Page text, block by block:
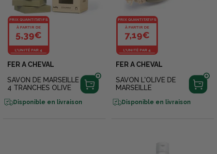
PRIX QUANTITATIFS
À PARTIR DE
5,39€
L'UNITÉ PAR 4
FER A CHEVAL
SAVON DE MARSEILLE
4 TRANCHES OLIVE
Disponible en livraison
PRIX QUANTITATIFS
À PARTIR DE
7,19€
L'UNITÉ PAR 4
FER A CHEVAL
SAVON L'OLIVE DE
MARSEILLE
Disponible en livraison